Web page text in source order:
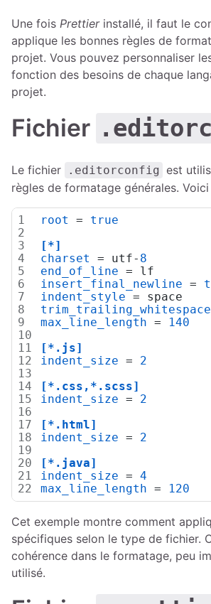
Une fois Prettierinstallé, il faut le
applique les bonnes règles de
projet. Vous pouvez personnaliser
fonction des besoins de chaque
projet.
Fichier
Le fichier .editorconfig est
règles de formatage générales.
root = true
[*]
charset
= utf- 8
end_of_line = lf
insert_final_newline =
indent_style = space
trim_trailing_whitespace
max_line_length =
140
[*.js]
indent_size = 2
[*.css,*.scss]
indent_size = 2
[*.html]
indent_size = 2
[*.java]
indent_size = 4
max_line_length = 120
Cet exemple montre comment
spécifiques selon le type de fichier.
cohérence dans le formatage, peu
utilisé.